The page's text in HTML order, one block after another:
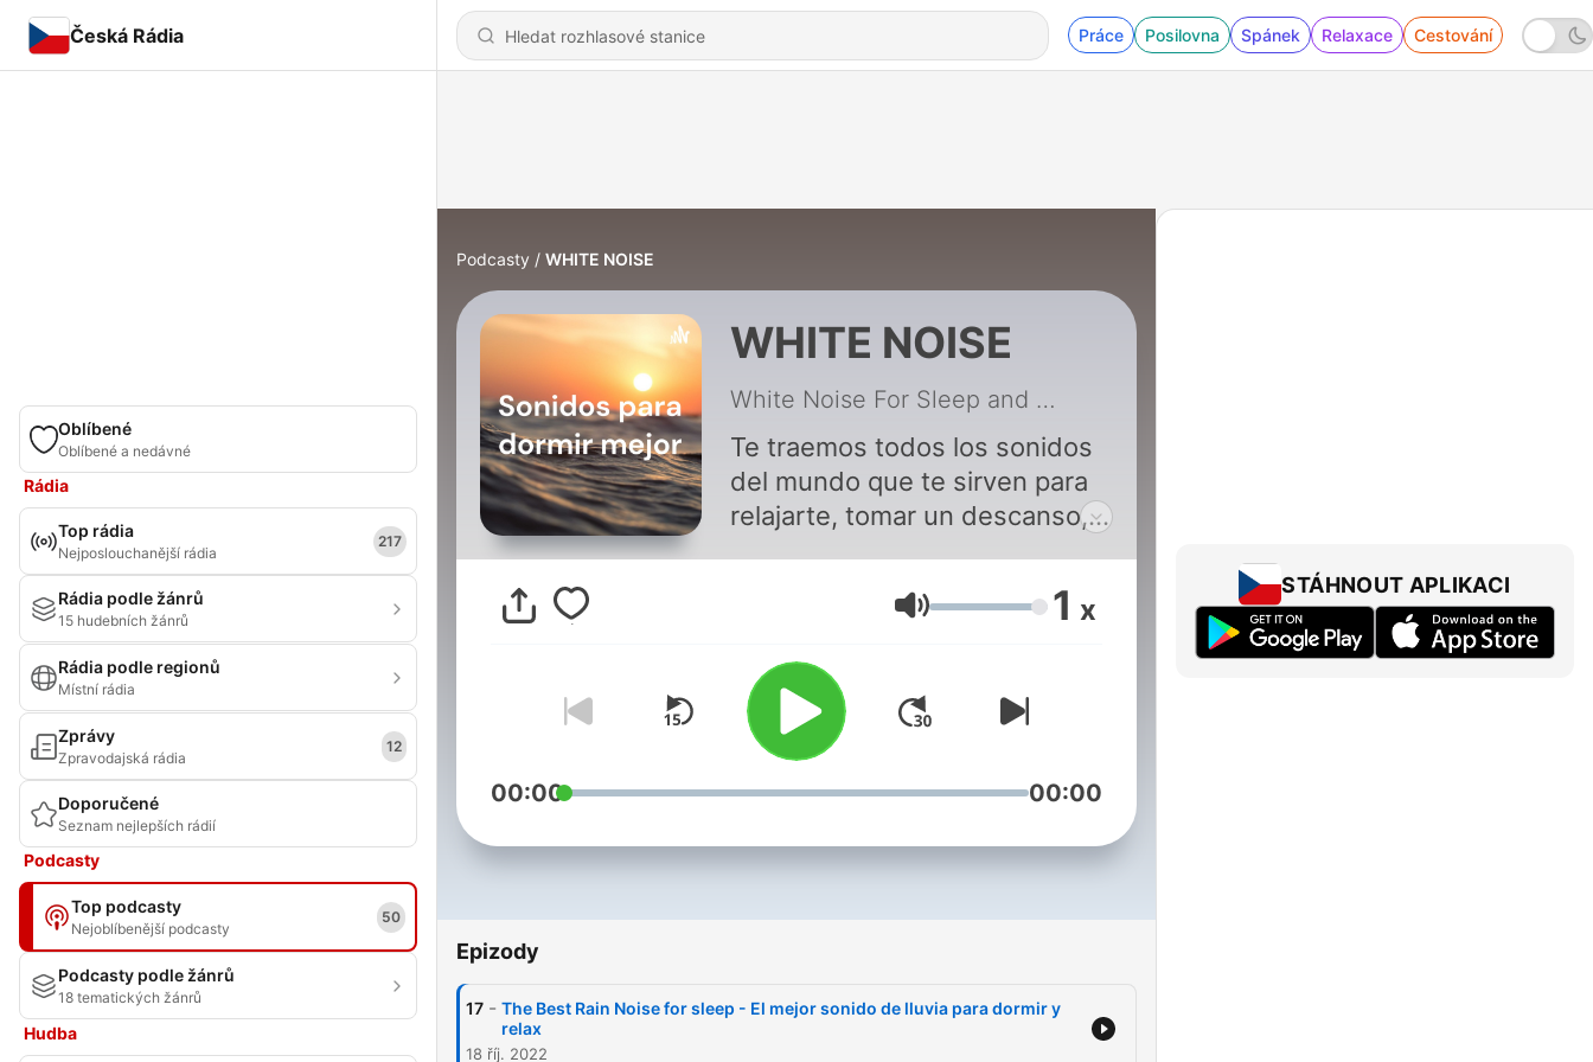
Česká Rádia Práce Posilovna Spánek Relaxace Cestování
Oblíbené
Oblíbené a nedávné
Rádia
Top rádia
Nejposlouchanější rádia
217
Rádia podle žánrů
15 hudebních žánrů
Rádia podle regionů
Místní rádia
Zprávy
Zpravodajská rádia
12
Doporučené
Seznam nejlepších rádií
Podcasty
Top podcasty
Nejoblíbenější podcasty
50
Podcasty podle žánrů
18 tematických žánrů
Hudba
Podcasty WHITE NOISE
WHITE NOISE
White Noise For Sleep and Relax
Te traemos todos los sonidos
del mundo que te sirven para
relajarte, tomar un descanso,
mejor. Sonidos con los cuales
al cerrar los ojos podrás
lograrás un completo relax de
cuerpo, mente y alma.
Hlasitost 1 x
00:00 00:00
Epizody
17 - The Best Rain Noise for sleep - El mejor sonido de lluvia para dormir y
relax
18 říj. 2022
STÁHNOUT APLIKACI